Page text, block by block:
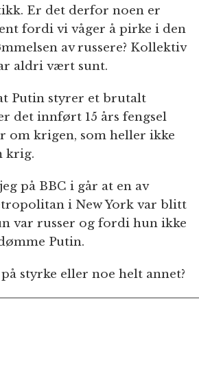
Er det derfor noen er
fordi vi våger å pirke i den
av russere? Kollektiv
aldri vært sunt.
Putin styrer et brutalt
det innført 15 års fengsel
om krigen, som heller ikke
krig.
på BBC i går at en av
i New York var blitt
var russer og fordi hun ikke
Putin.
styrke eller noe helt annet?